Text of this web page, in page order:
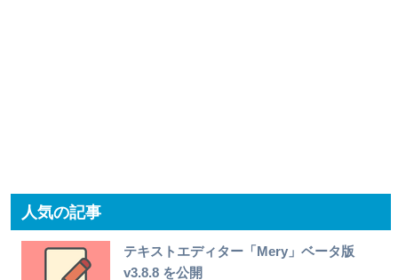
人気の記事
テキストエディター「Mery」ベータ版
v3.8.8 を公開